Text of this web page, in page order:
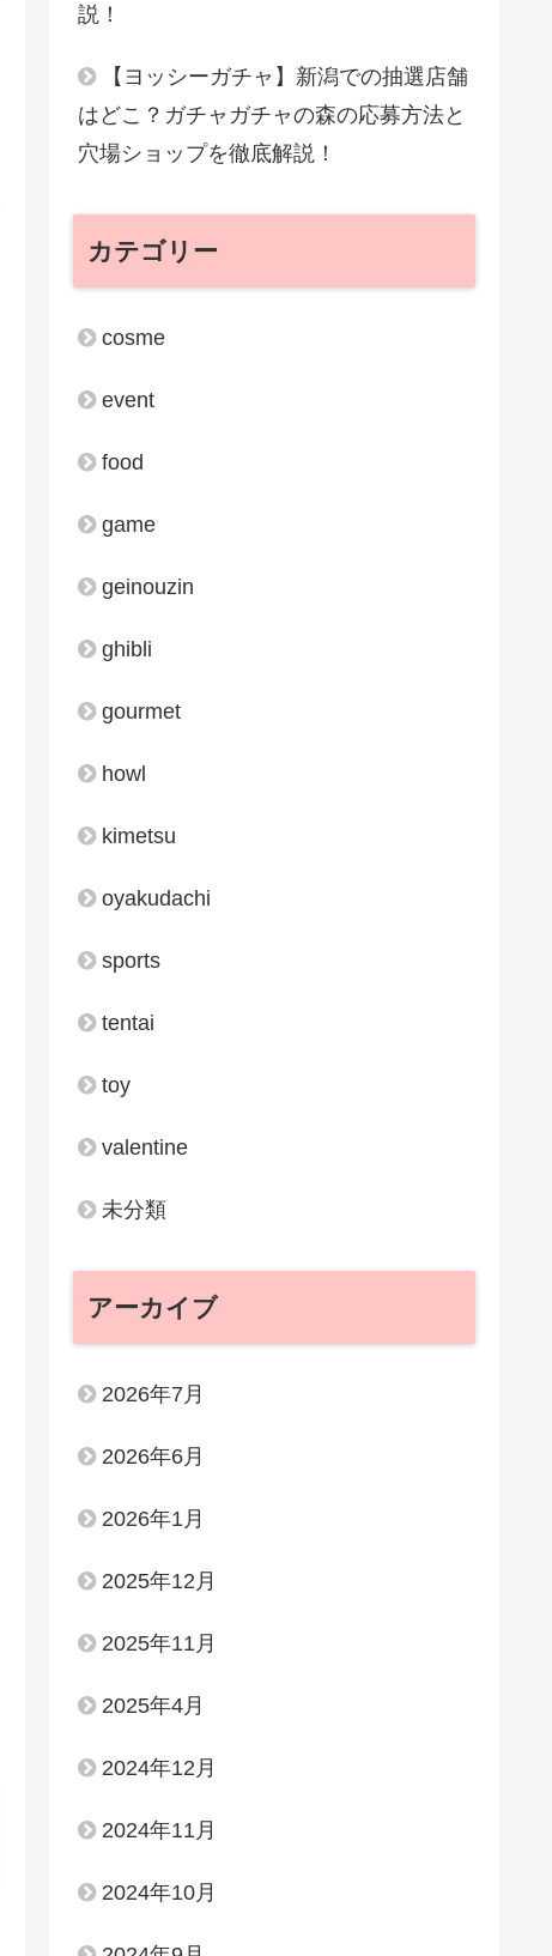
説！
【ヨッシーガチャ】新潟での抽選店舗
はどこ？ガチャガチャの森の応募方法と
穴場ショップを徹底解説！
カテゴリー
cosme
event
food
game
geinouzin
ghibli
gourmet
howl
kimetsu
oyakudachi
sports
tentai
toy
valentine
未分類
アーカイブ
2026年7月
2026年6月
2026年1月
2025年12月
2025年11月
2025年4月
2024年12月
2024年11月
2024年10月